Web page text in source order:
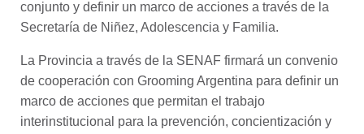
conjunto y definir un marco de acciones a través de la
Secretaría de Niñez, Adolescencia y Familia.
La Provincia a través de la SENAF firmará un convenio
de cooperación con Grooming Argentina para definir un
marco de acciones que permitan el trabajo
interinstitucional para la prevención, concientización y